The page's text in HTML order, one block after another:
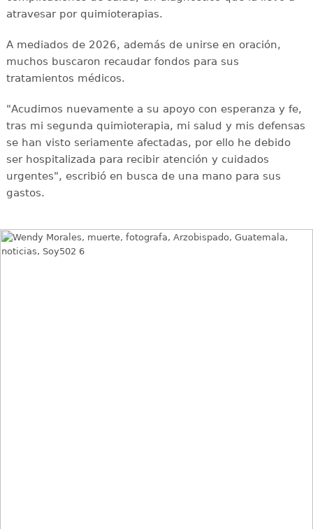
atravesar por quimioterapias.
A mediados de 2026, además de unirse en oración,
muchos buscaron recaudar fondos para sus
tratamientos médicos.
"Acudimos nuevamente a su apoyo con esperanza y fe,
tras mi segunda quimioterapia, mi salud y mis defensas
se han visto seriamente afectadas, por ello he debido
ser hospitalizada para recibir atención y cuidados
urgentes", escribió en busca de una mano para sus
gastos.